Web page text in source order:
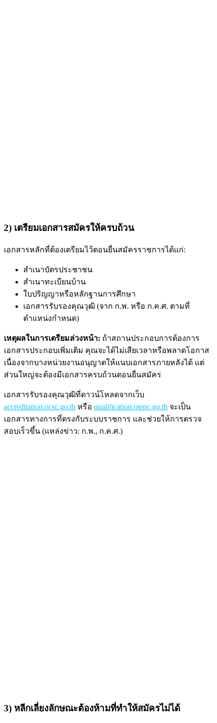
2) เตรียมเอกสารสมัครให้ครบถ้วน
เอกสารหลักที่ต้องเตรียมไว้ตอนยื่นสมัครราชการได้แก่:
สำเนาบัตรประชาชน
สำเนาทะเบียนบ้าน
ใบปริญญาหรือหลักฐานการศึกษา
เอกสารรับรองคุณวุฒิ (จาก ก.พ. หรือ ก.ค.ศ. ตามที่
ตำแหน่งกำหนด)
เหตุผลในการเตรียมล่วงหน้า: ถ้าสถานประกอบการต้องการ
เอกสารประกอบเพิ่มเติม คุณจะได้ไม่เสียเวลาหรือพลาดโอกาส
เนื่องจากบางหน่วยงานอนุญาตให้แนบเอกสารภายหลังได้ แต่
ส่วนใหญ่จะต้องมีเอกสารครบถ้วนตอนยื่นสมัคร
เอกสารรับรองคุณวุฒิที่ดาวน์โหลดจากเว็บ
accreditation.ocsc.go.th หรือ qualification.otepc.go.th จะเป็น
เอกสารทางการที่ตรงกับระบบราชการ และช่วยให้การตรวจ
สอบเร็วขึ้น (แหล่งข่าว: ก.พ., ก.ค.ศ.)
3) หลีกเลี่ยงลักษณะต้องห้ามที่ทำให้สมัครไม่ได้